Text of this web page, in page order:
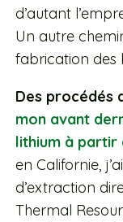
d’autant
Un autre
fabrication des
Des procédés
mon avant
lithium à partir
en Californie,
d’extraction
Thermal